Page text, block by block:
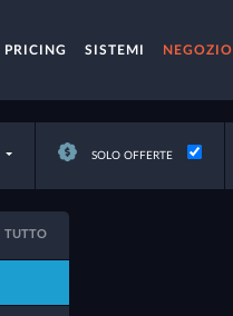
PRICING SISTEMI NEGOZIO
SOLO OFFERTE
TUTTO